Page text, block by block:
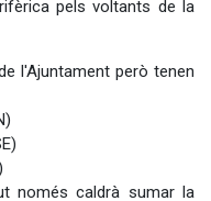
pels voltants de la
l'Ajuntament però tenen
només caldrà sumar la